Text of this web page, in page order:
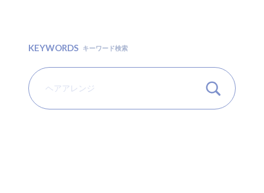
KEYWORDS キーワード検索